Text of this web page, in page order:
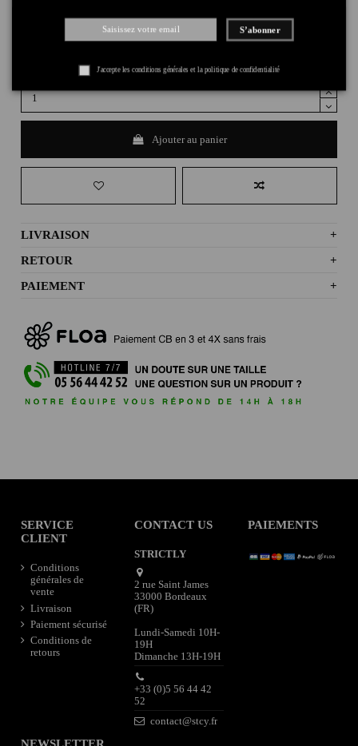
Couleurs
Ajouter au panier
LIVRAISON
+
RETOUR
+
PAIEMENT
+
SERVICE
CLIENT
Conditions
générales de
vente
Livraison
Paiement sécurisé
Conditions de
retours
CONTACT US
STRICTLY
2 rue Saint James
33000 Bordeaux
(FR)
Lundi-Samedi 10H-
19H
Dimanche 13H-19H
+33 (0)5 56 44 42
52
contact@stcy.fr
PAIEMENTS
S’abonner
J'accepte les conditions générales et la politique de confidentialité